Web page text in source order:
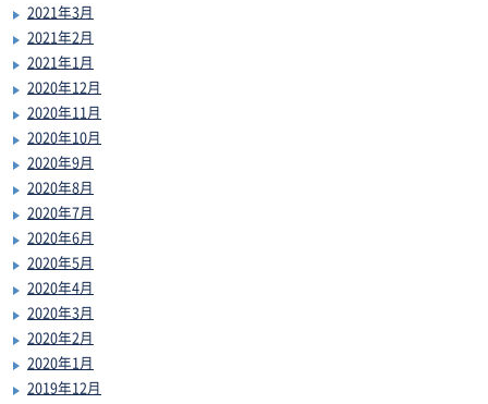
2021年3月
2021年2月
2021年1月
2020年12月
2020年11月
2020年10月
2020年9月
2020年8月
2020年7月
2020年6月
2020年5月
2020年4月
2020年3月
2020年2月
2020年1月
2019年12月